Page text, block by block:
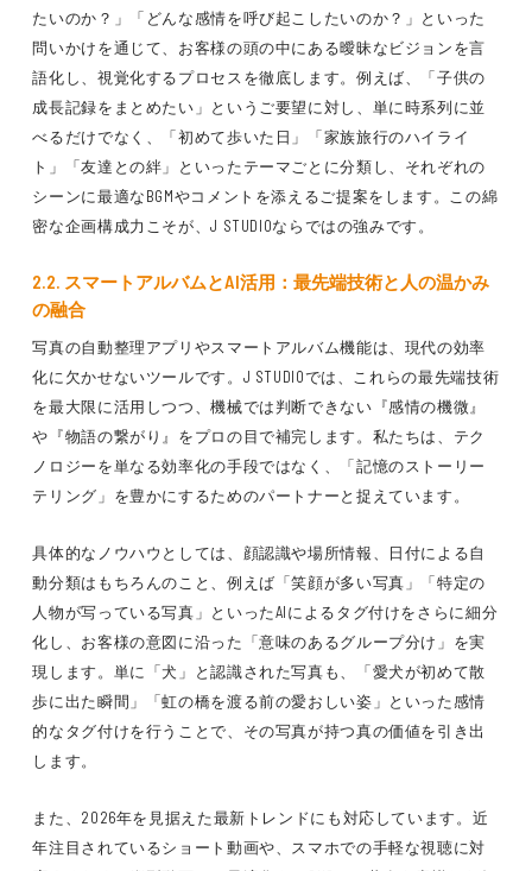
たいのか？」「どんな感情を呼び起こしたいのか？」といった
問いかけを通じて、お客様の頭の中にある曖昧なビジョンを言
語化し、視覚化するプロセスを徹底します。例えば、「子供の
成長記録をまとめたい」というご要望に対し、単に時系列に並
べるだけでなく、「初めて歩いた日」「家族旅行のハイライ
ト」「友達との絆」といったテーマごとに分類し、それぞれの
シーンに最適なBGMやコメントを添えるご提案をします。この綿
密な企画構成力こそが、J STUDIOならではの強みです。
2.2. スマートアルバムとAI活用：最先端技術と人の温かみ
の融合
写真の自動整理アプリやスマートアルバム機能は、現代の効率
化に欠かせないツールです。J STUDIOでは、これらの最先端技術
を最大限に活用しつつ、機械では判断できない『感情の機微』
や『物語の繋がり』をプロの目で補完します。私たちは、テク
ノロジーを単なる効率化の手段ではなく、「記憶のストーリー
テリング」を豊かにするためのパートナーと捉えています。
具体的なノウハウとしては、顔認識や場所情報、日付による自
動分類はもちろんのこと、例えば「笑顔が多い写真」「特定の
人物が写っている写真」といったAIによるタグ付けをさらに細分
化し、お客様の意図に沿った「意味のあるグループ分け」を実
現します。単に「犬」と認識された写真も、「愛犬が初めて散
歩に出た瞬間」「虹の橋を渡る前の愛おしい姿」といった感情
的なタグ付けを行うことで、その写真が持つ真の価値を引き出
します。
また、2026年を見据えた最新トレンドにも対応しています。近
年注目されているショート動画や、スマホでの手軽な視聴に対